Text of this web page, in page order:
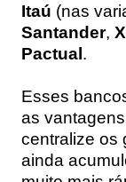
Itaú (nas
Santander,
Pactual.
Esses
as
centralize os
ainda